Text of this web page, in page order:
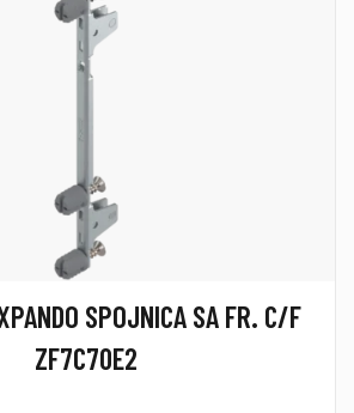
SPOJNICA SA FR. C/F
ZF7C70E2